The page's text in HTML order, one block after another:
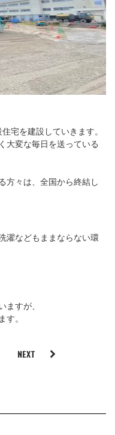
宅を建設していきます。
大変な毎日を送っている
方々は、全国から終結し
濯などもままならない環
ますが、
す。
NEXT